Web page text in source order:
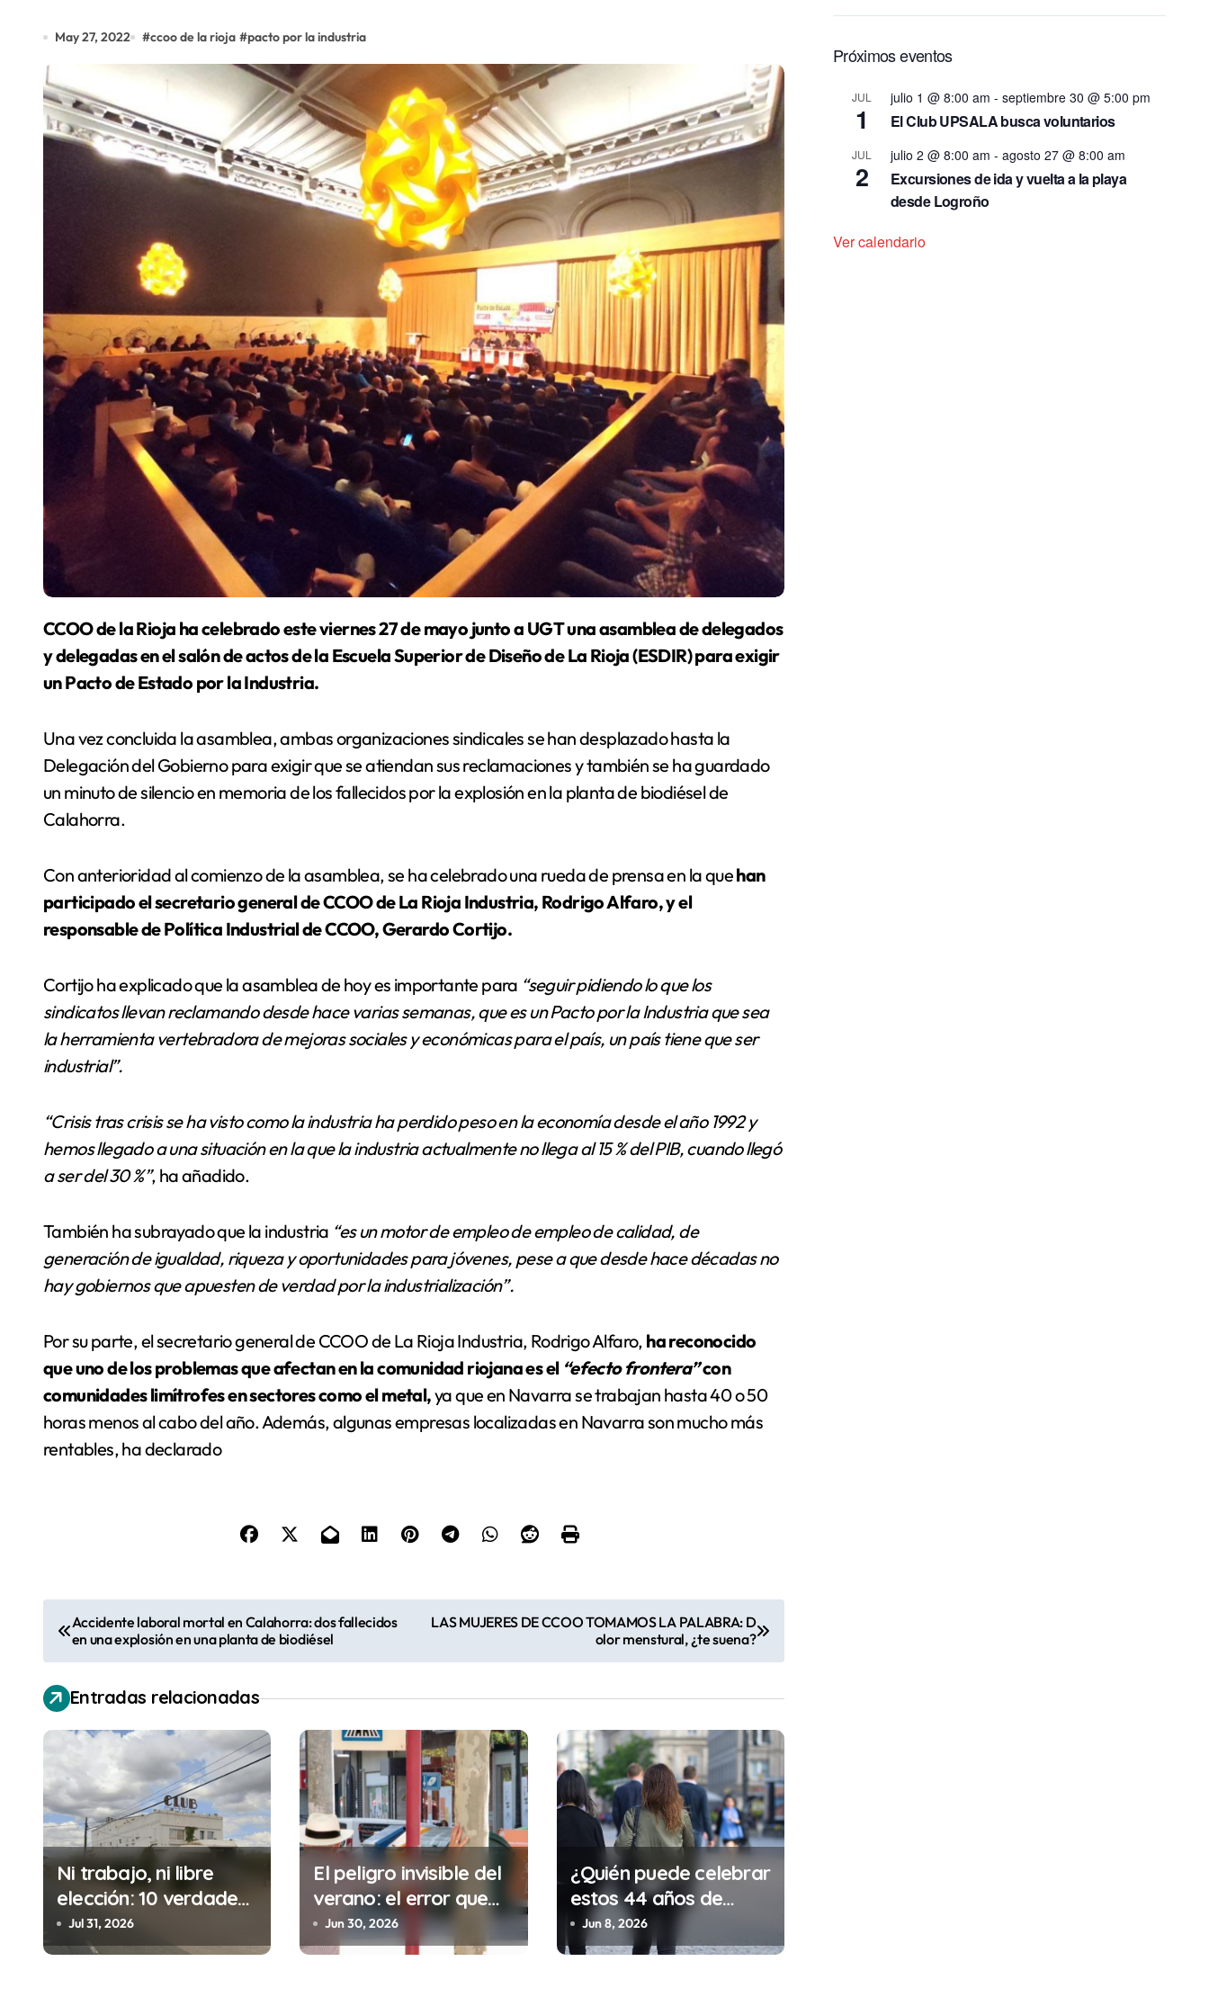
May 27, 2022 #ccoo de la rioja #pacto por la industria
CCOO de la Rioja ha celebrado este viernes 27 de mayo junto a UGT una asamblea de delegados
y delegadas en el salón de actos de la Escuela Superior de Diseño de La Rioja (ESDIR) para exigir
un Pacto de Estado por la Industria.
Una vez concluida la asamblea, ambas organizaciones sindicales se han desplazado hasta la
Delegación del Gobierno para exigir que se atiendan sus reclamaciones y también se ha guardado
un minuto de silencio en memoria de los fallecidos por la explosión en la planta de biodiésel de
Calahorra.
Con anterioridad al comienzo de la asamblea, se ha celebrado una rueda de prensa en la quehan
participado el secretario general de CCOO de La Rioja Industria, Rodrigo Alfaro, y el
responsable de Política Industrial de CCOO, Gerardo Cortijo.
Cortijo ha explicado que la asamblea de hoy es importante para “seguir pidiendo lo que los
sindicatos llevan reclamando desde hace varias semanas, que es un Pacto por la Industria que sea
la herramienta vertebradora de mejoras sociales y económicas para el país, un país tiene que ser
industrial”.
“Crisis tras crisis se ha visto como la industria ha perdido peso en la economía desde el año 1992 y
hemos llegado a una situación en la que la industria actualmente no llega al 15 % del PIB, cuando llegó
a ser del 30 %”, ha añadido.
También ha subrayado que la industria “es un motor de empleo de empleo de calidad, de
generación de igualdad, riqueza y oportunidades para jóvenes, pese a que desde hace décadas no
hay gobiernos que apuesten de verdad por la industrialización”.
Por su parte, el secretario general de CCOO de La Rioja Industria, Rodrigo Alfaro, ha reconocido
que uno de los problemas que afectan en la comunidad riojana es el “efecto frontera”con
comunidades limítrofes en sectores como el metal,ya que en Navarra se trabajan hasta 40 o 50
horas menos al cabo del año. Además, algunas empresas localizadas en Navarra son mucho más
rentables, ha declarado
a
v
e
a
c
i
ó
n
Accidente laboral mortal en Calahorra: dos fallecidos
en una explosión en una planta de biodiésel
LAS MUJERES DE CCOO TOMAMOS LA PALABRA: D
olor menstural, ¿te suena?
Entradas relacionadas
Ni trabajo, ni libre
elección: 10 verdades
urgentes sobre la
abolición de la
Jul 31, 2026
El peligro invisible del
verano: el error que
cometes cada 30
minutos en tu trabajo
Jun 30, 2026
¿Quién puede celebrar
estos 44 años de
autonomía?
Jun 8, 2026
Próximos eventos
JUL
1
julio 1 @ 8:00 am - septiembre 30 @ 5:00 pm
El Club UPSALA busca voluntarios
JUL
2
julio 2 @ 8:00 am - agosto 27 @ 8:00 am
Excursiones de ida y vuelta a la playa
desde Logroño
Ver calendario